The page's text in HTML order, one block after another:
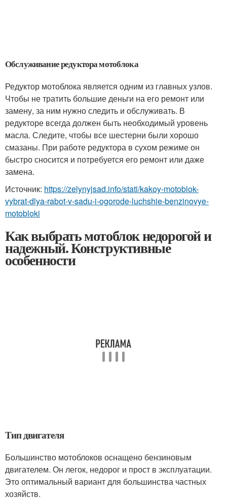
Обслуживание редуктора мотоблока
Редуктор мотоблока является одним из главных узлов.
Чтобы не тратить большие деньги на его ремонт или
замену, за ним нужно следить и обслуживать. В
редукторе всегда должен быть необходимый уровень
масла. Следите, чтобы все шестерни были хорошо
смазаны. При работе редуктора в сухом режиме он
быстро сносится и потребуется его ремонт или даже
замена.
Источник: https://zelynyjsad.info/stati/kakoy-motoblok-
vybrat-dlya-rabot-v-sadu-i-ogorode-luchshie-benzinovye-
motobloki
Как выбрать мотоблок недорогой и
надежный. Конструктивные
особенности
Тип двигателя
Большинство мотоблоков оснащено бензиновым
двигателем. Он легок, недорог и прост в эксплуатации.
Это оптимальный вариант для большинства частных
хозяйств.